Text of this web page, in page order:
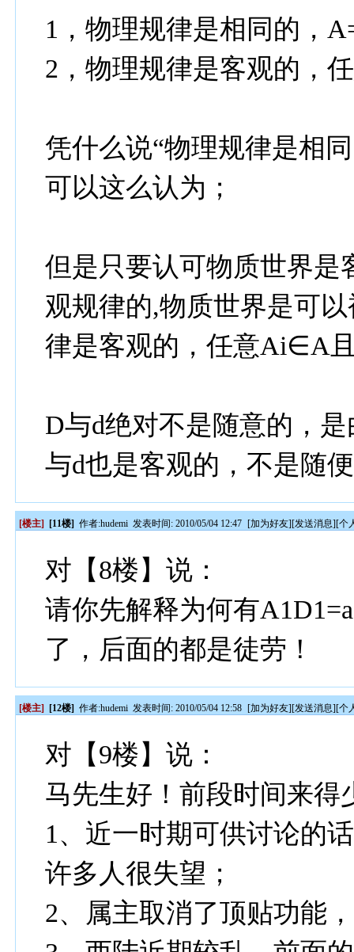
1，物理规律是相同的，
2，物理规律是客观的，
凭什么说“物理规律是相
可以这么认为；
但是只要认可物质世界是
观规律的,物质世界是可
律是客观的，任意Ai∈A
D与d绝对不是随意的，
与d也是客观的，不是随
[楼主] [11楼] 作者:hudemi 发表时间: 2010/05/04 12:47 [加为好友][发送消息][个
对【8楼】说：
请你先解释为何有
了，后面的都是徒劳！
[楼主] [12楼] 作者:hudemi 发表时间: 2010/05/04 12:58 [加为好友][发送消息][个
对【9楼】说：
马先生好！前段时间来得
1、近一时期可供讨论的
许多人很失望；
2、属主取消了顶贴功能